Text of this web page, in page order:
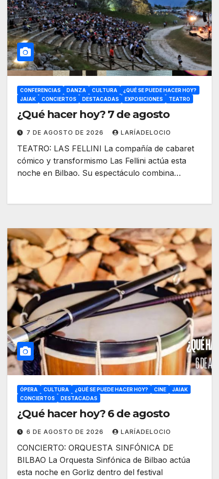
CONFERENCIAS DANZA CULTURA
¿QUÉ SE PUEDE HACER HOY?
JAIAK
CONCIERTOS DESTACADAS EXPOSICIONES TEATRO
¿Qué hacer hoy? 7 de agosto
7 DE AGOSTO DE 2026 LARÍADELOCIO
TEATRO: LAS FELLINI La compañía de cabaret
cómico y transformismo Las Fellini actúa esta
noche en Bilbao. Su espectáculo combina…
ÓPERA CULTURA ¿QUÉ SE PUEDE HACER HOY? CINE
JAIAK
CONCIERTOS
DESTACADAS
¿Qué hacer hoy? 6 de agosto
6 DE AGOSTO DE 2026 LARÍADELOCIO
CONCIERTO: ORQUESTA SINFÓNICA DE
BILBAO La Orquesta Sinfónica de Bilbao actúa
esta noche en Gorliz dentro del festival